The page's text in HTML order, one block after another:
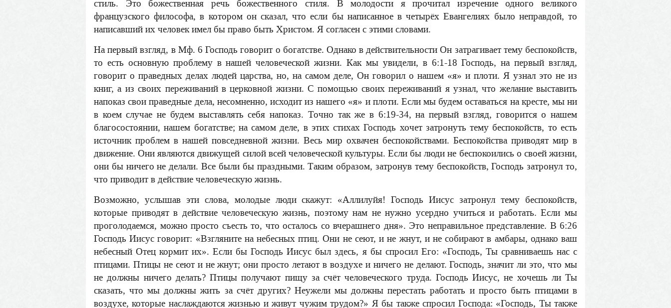
стиль. Это божественная речь божественного стиля. В молодости я прочитал изречение одного великого
французского философа, в котором он сказал, что если бы написанное в четырёх Евангелиях было неправдой, то
написавший их человек имел бы право быть Христом. Я согласен с этими словами.
На первый взгляд, в Мф. 6 Господь говорит о богатстве. Однако в действительности Он затрагивает тему беспокойств,
то есть основную проблему в нашей человеческой жизни. Как мы увидели, в 6:1-18 Господь, на первый взгляд,
говорит о праведных делах людей царства, но, на самом деле, Он говорил о нашем «я» и плоти. Я узнал это не из
книг, а из своих переживаний в церковной жизни. С помощью своих переживаний я узнал, что желание выставить
напоказ свои праведные дела, несомненно, исходит из нашего «я» и плоти. Если мы будем оставаться на кресте, мы ни
в коем случае не будем выставлять себя напоказ. Точно так же в 6:19-34, на первый взгляд, говорится о нашем
благосостоянии, нашем богатстве; на самом деле, в этих стихах Господь хочет затронуть тему беспокойств, то есть
источник проблем в нашей повседневной жизни. Весь мир охвачен беспокойствами. Беспокойства приводят мир в
движение. Они являются движущей силой всей человеческой культуры. Если бы люди не беспокоились о своей жизни,
они бы ничего не делали. Все были бы праздными. Таким образом, затронув тему беспокойств, Господь затронул то,
что приводит в действие человеческую жизнь.
Возможно, услышав эти слова, молодые люди скажут: «Аллилуйя! Господь Иисус затронул тему беспокойств,
которые приводят в действие человеческую жизнь, поэтому нам не нужно усердно учиться и работать. Если мы
проголодаемся, можно просто съесть то, что осталось со вчерашнего дня». Это неправильное представление. В 6:26
Господь Иисус говорит: «Взгляните на небесных птиц. Они не сеют, и не жнут, и не собирают в амбары, однако ваш
небесный Отец кормит их». Если бы Господь Иисус был здесь, я бы спросил Его: «Господь, Ты сравниваешь нас с
птицами. Птицы не сеют и не жнут; они просто летают в воздухе и ничего не делают. Господь, значит ли это, что мы
не должны ничего делать? Птицы получают пищу за счёт человеческого труда. Господь Иисус, не хочешь ли Ты
сказать, что мы должны жить за счёт других? Неужели мы должны перестать работать и просто быть птицами в
воздухе, которые наслаждаются жизнью и живут чужим трудом?» Я бы также спросил Господа: «Господь, Ты также